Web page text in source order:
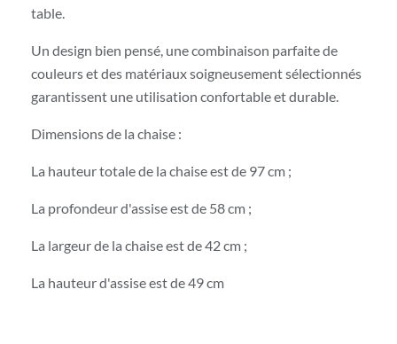
table.
Un design bien pensé, une combinaison parfaite de
couleurs et des matériaux soigneusement sélectionnés
garantissent une utilisation confortable et durable.
Dimensions de la chaise :
La hauteur totale de la chaise est de 97 cm ;
La profondeur d'assise est de 58 cm ;
La largeur de la chaise est de 42 cm ;
La hauteur d'assise est de 49 cm